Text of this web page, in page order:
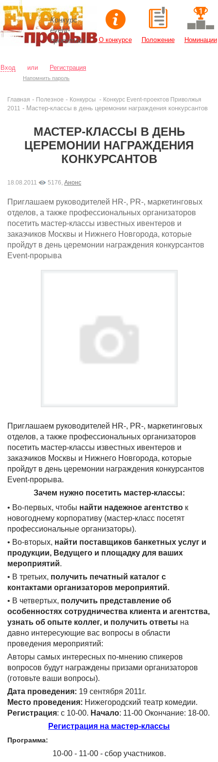
Конкурс
event-
проектов
О конкурсе Положение Номинации
Вход или Регистрация
Напомнить пароль
Главная - Полезное - Конкурсы - Конкурс Event-проектов Приволжья
2011 - Мастер-классы в день церемонии награждения конкурсантов
МАСТЕР-КЛАССЫ В ДЕНЬ
ЦЕРЕМОНИИ НАГРАЖДЕНИЯ
КОНКУРСАНТОВ
18.08.2011 5176, Анонс
Приглашаем руководителей HR-, PR-, маркетинговых
отделов, а также профессиональных организаторов
посетить мастер-классы известных ивентеров и
заказчиков Москвы и Нижнего Новгорода, которые
пройдут в день церемонии награждения конкурсантов
Event-прорыва
Приглашаем руководителей HR-, PR-, маркетинговых
отделов, а также профессиональных организаторов
посетить мастер-классы известных ивентеров и
заказчиков Москвы и Нижнего Новгорода, которые
пройдут в день церемонии награждения конкурсантов
Event-прорыва.
Зачем нужно посетить мастер-классы:
• Во-первых, чтобы найти надежное агентство к
новогоднему корпоративу (мастер-класс посетят
профессиональные организаторы).
• Во-вторых, найти поставщиков банкетных услуг и
продукции, Ведущего и площадку для ваших
мероприятий.
• В третьих, получить печатный каталог с
контактами организаторов мероприятий.
• В четвертых, получить представление об
особенностях сотрудничества клиента и агентства,
узнать об опыте коллег, и получить ответы на
давно интересующие вас вопросы в области
проведения мероприятий:
Авторы самых интересных по-мнению спикеров
вопросов будут награждены призами организаторов
(готовьте ваши вопросы).
Дата проведения: 19 сентября 2011г.
Место проведения: Нижегородский театр комедии.
Регистрация: с 10-00. Начало: 11-00 Окончание: 18-00.
Регистрация на мастер-классы
Программа:
10-00 - 11-00 - сбор участников.